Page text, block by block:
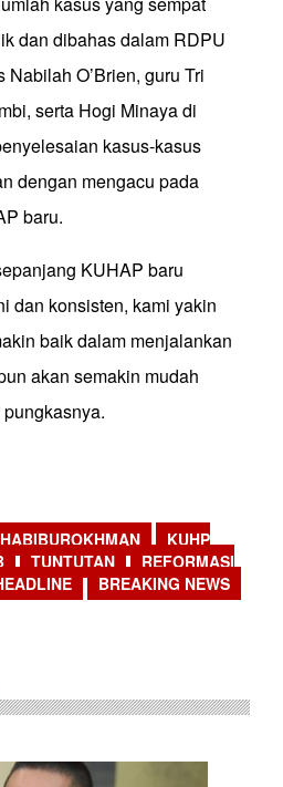
dan dibahas dalam RDPU
O’Brien, guru Tri
serta Hogi Minaya di
kasus-kasus
dengan mengacu pada
baru.
KUHAP baru
dan konsisten, kami yakin
baik dalam menjalankan
akan semakin mudah
HABIBUROKHMAN
KUHP
TUNTUTAN
REFORMASI
BREAKING NEWS